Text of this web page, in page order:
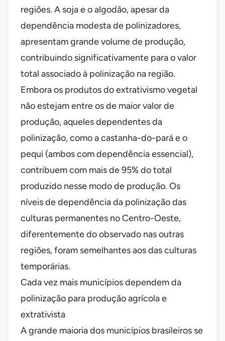
regiões. A soja e o algodão, apesar da
dependência modesta de polinizadores,
apresentam grande volume de produção,
contribuindo significativamente para o valor
total associado à polinização na região.
Embora os produtos do extrativismo vegetal
não estejam entre os de maior valor de
produção, aqueles dependentes da
polinização, como a castanha-do-pará e o
pequi (ambos com dependência essencial),
contribuem com mais de 95% do total
produzido nesse modo de produção. Os
níveis de dependência da polinização das
culturas permanentes no Centro-Oeste,
diferentemente do observado nas outras
regiões, foram semelhantes aos das culturas
temporárias.
Cada vez mais municípios dependem da
polinização para produção agrícola e
extrativista
A grande maioria dos municípios brasileiros se